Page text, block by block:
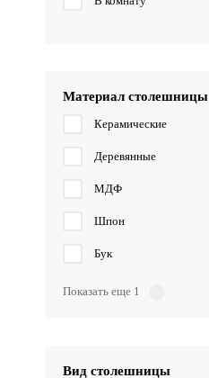
Материал столешницы
Керамические
Деревянные
МДФ
Шпон
Бук
Показать еще 1
Вид столешницы